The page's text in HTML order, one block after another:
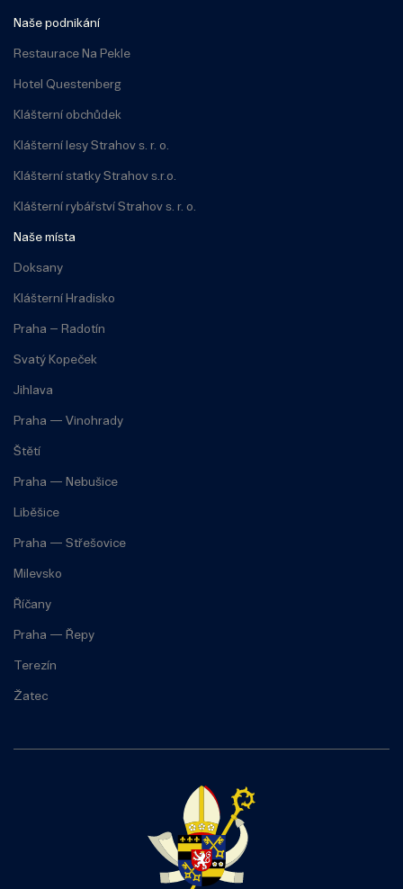
Naše podnikání
Restaurace Na Pekle
Hotel Questenberg
Klášterní obchůdek
Klášterní lesy Strahov s. r. o.
Klášterní statky Strahov s.r.o.
Klášterní rybářství Strahov s. r. o.
Naše místa
Doksany
Klášterní Hradisko
Praha – Radotín
Svatý Kopeček
Jihlava
Praha — Vinohrady
Štětí
Praha — Nebušice
Liběšice
Praha — Střešovice
Milevsko
Říčany
Praha — Řepy
Terezín
Žatec